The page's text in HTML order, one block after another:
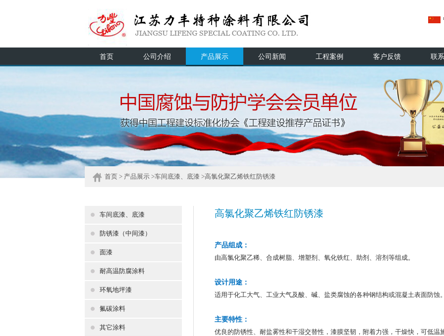
首页 公司介绍 产品展示 公司新闻 工程案例 客户反馈 联
首页 > 产品展示 >车间底漆、底漆 >高氯化聚乙烯铁红防锈漆
车间底漆、底漆
防锈漆（中间漆）
面漆
耐高温防腐涂料
环氧地坪漆
氟碳涂料
其它涂料
高氯化聚乙烯铁红防锈漆
产品组成：
由高氯化聚乙稀、合成树脂、增塑剂、氧化铁红、助剂、溶剂等组成。
设计用途：
适用于化工大气、工业大气及酸、碱、盐类腐蚀的各种钢结构或混凝土表面防蚀。
主要特性：
优良的防锈性、耐盐雾性和干湿交替性，漆膜坚韧，附着力强，干燥快，可低温